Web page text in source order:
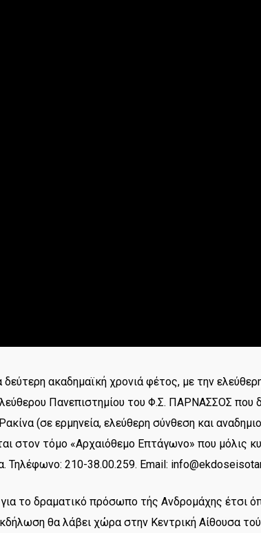
δεύτερη ακαδημαϊκή χρονιά φέτος, με την
Πανεπιστημίου του Φ.Σ. ΠΑΡΝΑΣΣΟΣ που
(σε ερμηνεία, ελεύθερη σύνθεση και
στον τόμο «Αρχαιόθεμο Επτάγωνο» που μόλις
Τηλέφωνο: 210-38.00.259. Email:
το δραματικό πρόσωπο τής Ανδρομάχης έτσι
θα λάβει χώρα στην Κεντρική Αίθουσα τού